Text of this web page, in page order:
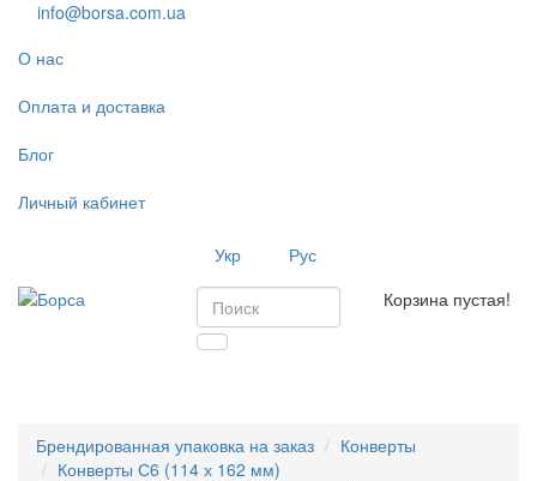
info@borsa.com.ua
О нас
Оплата и доставка
Блог
Личный кабинет
Укр
Рус
Корзина пустая!
Брендированная упаковка на заказ
Конверты
Конверты С6 (114 х 162 мм)